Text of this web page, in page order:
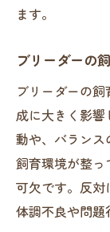
法
譲渡後ま
譲渡
ミニ
実際
ブリ
徴
ます。
ブリーダーの
ブリーダーの
成に大きく影
動や、バラン
飼育環境が整
可欠です。反対
体調不良や問題